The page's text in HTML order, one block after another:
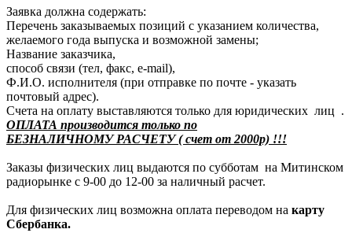
Заявка должна содержать:
Перечень заказываемых позиций с указанием количества,
желаемого года выпуска и возможной замены;
Название заказчика,
способ связи (тел, факс, e-mail),
Ф.И.О. исполнителя (при отправке по почте - указать
почтовый адрес).
Счета на оплату выставляются только для юридических лиц .
ОПЛАТА производится только по
БЕЗНАЛИЧНОМУ РАСЧЕТУ ( счет от 2000р) !!!
Заказы физических лиц выдаются по субботам на Митинском
радиорынке с 9-00 до 12-00 за наличный расчет.
Для физических лиц возможна оплата переводом на карту
Сбербанка.